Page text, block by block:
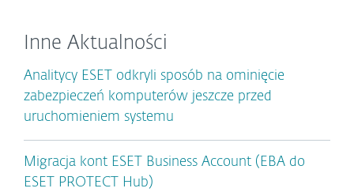
Inne Aktualności
Analitycy ESET odkryli sposób na ominięcie
zabezpieczeń komputerów jeszcze przed
uruchomieniem systemu
Migracja kont ESET Business Account (EBA do
ESET PROTECT Hub)